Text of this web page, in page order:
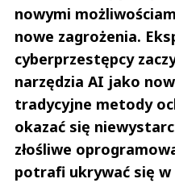
nowymi
nowe zagrożenia.
cyberprzestępcy
narzędzia AI jako
tradycyjne metody
okazać się
złośliwe
potrafi ukrywać się